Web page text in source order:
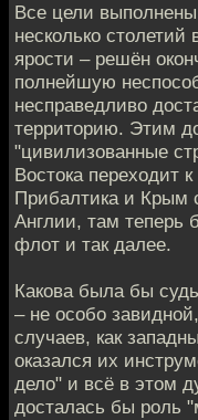
Все цели
несколько
ярости – решён
полнейшую
несправедливо
территорию. Этим
"цивилизованные
Востока переходит
Прибалтика и Крым
Англии, там теперь
флот и так далее.
Какова была бы
– не особо
случаев, как
оказался их
дело" и всё в этом
досталась бы роль